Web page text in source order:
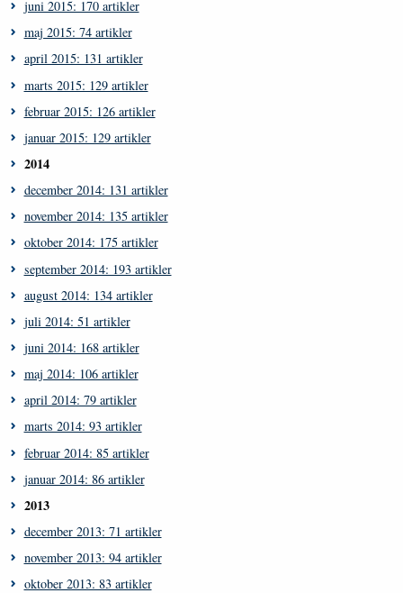
juni 2015: 170 artikler
maj 2015: 74 artikler
april 2015: 131 artikler
marts 2015: 129 artikler
februar 2015: 126 artikler
januar 2015: 129 artikler
2014
december 2014: 131 artikler
november 2014: 135 artikler
oktober 2014: 175 artikler
september 2014: 193 artikler
august 2014: 134 artikler
juli 2014: 51 artikler
juni 2014: 168 artikler
maj 2014: 106 artikler
april 2014: 79 artikler
marts 2014: 93 artikler
februar 2014: 85 artikler
januar 2014: 86 artikler
2013
december 2013: 71 artikler
november 2013: 94 artikler
oktober 2013: 83 artikler